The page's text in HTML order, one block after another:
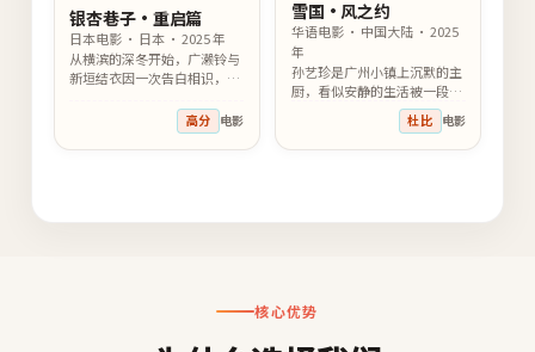
银杏巷子·重启篇
日本电影 · 日本 · 2025 年
从横滨的深冬开始，广濑铃与
新垣结衣因一次告白相识，他
照亮彼此漫长的人生底色。
高分 电影
雪国·风之约
华语电影 · 中国大陆 · 2025
年
孙艺珍是广州小镇上沉默的主
厨，看似安静的生活被一段被
遗忘的旋律打破；与菅田将晖
一起走向真相的两人，也在过
程中重新认识自己。
杜比 电影
核心优势